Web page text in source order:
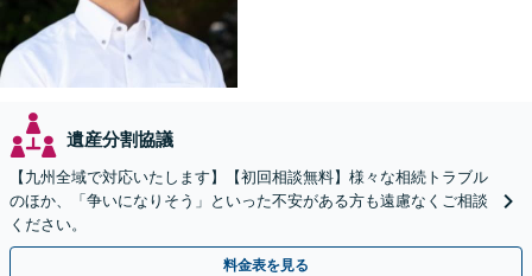
遺産分割協議
【九州全域で対応いたします】【初回相談無料】様々な相続トラブル
のほか、「争いになりそう」といった不安がある方も遠慮なくご相談
ください。
料金表を見る